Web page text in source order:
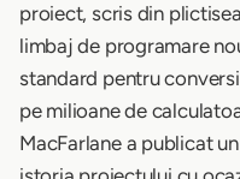
proiect, scris din
limbaj de programare
standard pentru
pe milioane de
MacFarlane a publicat